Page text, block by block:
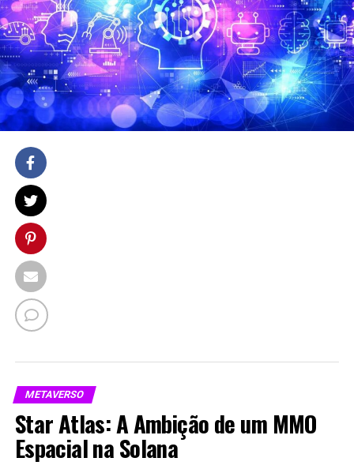
METAVERSO
Star Atlas: A Ambição de um MMO
Espacial na Solana